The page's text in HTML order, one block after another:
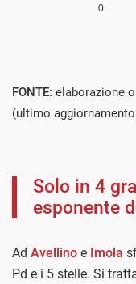
FONTE: elaborazione
(ultimo
Solo in 4
esponente
Ad Avellino e Imola
Pd e i 5 stelle. Si